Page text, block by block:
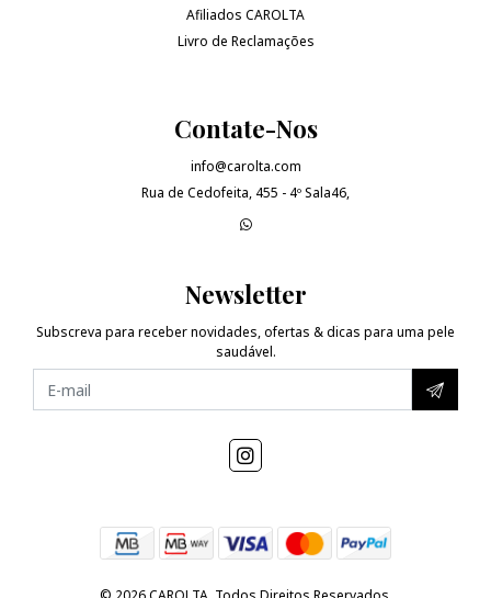
Afiliados CAROLTA
Livro de Reclamações
Contate-Nos
info@carolta.com
Rua de Cedofeita, 455 - 4º Sala46,
Newsletter
Subscreva para receber novidades, ofertas & dicas para uma pele
saudável.